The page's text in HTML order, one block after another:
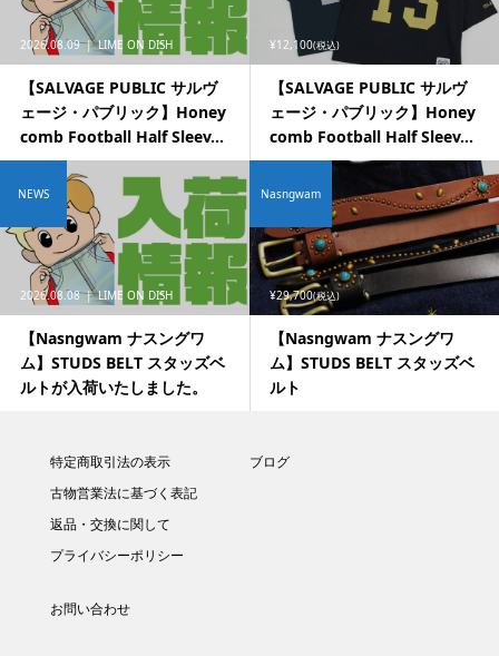
2026.08.09 LIME ON DISH
【SALVAGE PUBLIC サルヴ
ェージ・パブリック】Honey
comb Football Half Sleev...
¥12,100(税込)
【SALVAGE PUBLIC サルヴ
ェージ・パブリック】Honey
comb Football Half Sleev...
2026.08.08 LIME ON DISH
【Nasngwam ナスングワ
ム】STUDS BELT スタッズベ
ルトが入荷いたしました。
NEWS
¥29,700(税込)
【Nasngwam ナスングワ
ム】STUDS BELT スタッズベ
ルト
Nasngwam
特定商取引法の表示
古物営業法に基づく表記
返品・交換に関して
プライバシーポリシー
ブログ
お問い合わせ